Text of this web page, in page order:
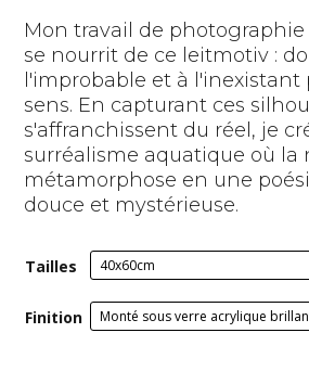
Mon travail de
se nourrit de ce leitmotiv :
l'improbable et à l'inexistant
sens. En capturant ces
s'affranchissent du réel, je
surréalisme aquatique où la
métamorphose en une
douce et mystérieuse.
Tailles
Finition